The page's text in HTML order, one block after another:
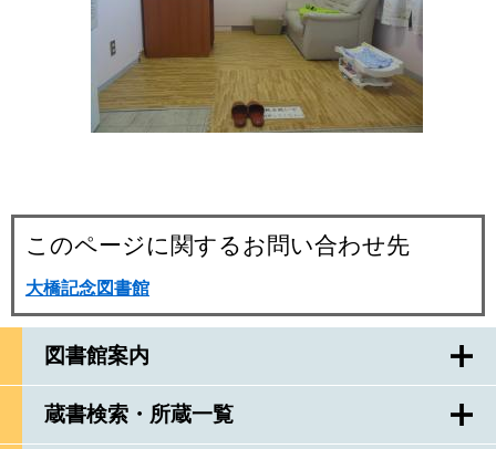
図書館案内
蔵書検索・所蔵一覧
このページに関するお問い合わせ先
大橋記念図書館